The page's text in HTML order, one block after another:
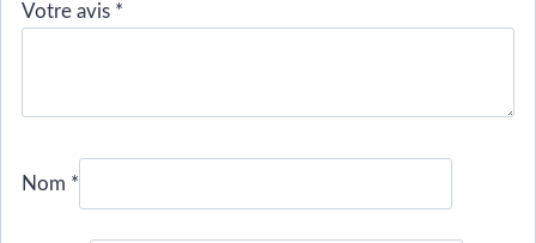
Votre avis *
Nom *